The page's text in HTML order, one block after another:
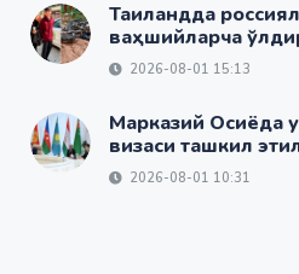
Таиландда
ваҳшийларча
2026-08-01 15:13
Марказий Осиёда
визаси ташкил
2026-08-01 10:31